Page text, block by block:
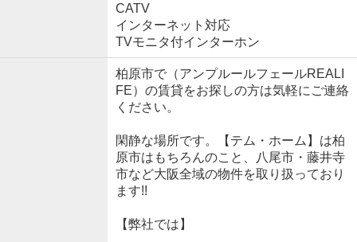
CATV
インターネット対応
TVモニタ付インターホン
柏原市で（アンプルールフェールREALI
FE）の賃貸をお探しの方は気軽にご連絡
ください。
閑静な場所です。【テム・ホーム】は柏
原市はもちろんのこと、八尾市・藤井寺
市など大阪全域の物件を取り扱っており
ます!!
【弊社では】